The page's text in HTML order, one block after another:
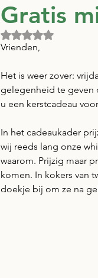
Gratis
Beoordeeld met
Vrienden,
Het is weer zover:
gelegenheid te geven
u een kerstcadeau
In het cadeaukader
wij reeds lang onze
waarom. Prijzig maar
komen. In kokers van
doekje bij om ze na